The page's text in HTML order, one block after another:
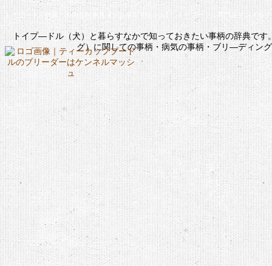
トイプ―ドル辞典＊犬の百科事典【ケンネルマッシュ】 : トイプードル専門店ケンネル
トイプ―ドル（犬）と暮らすなかで知っておきたい事柄の辞典で
グ）に関しての事柄・病気の事柄・ブリ―ディン